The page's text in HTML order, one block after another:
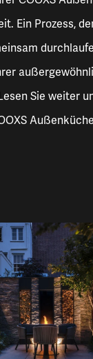
Ein Prozess,
Sie weiter